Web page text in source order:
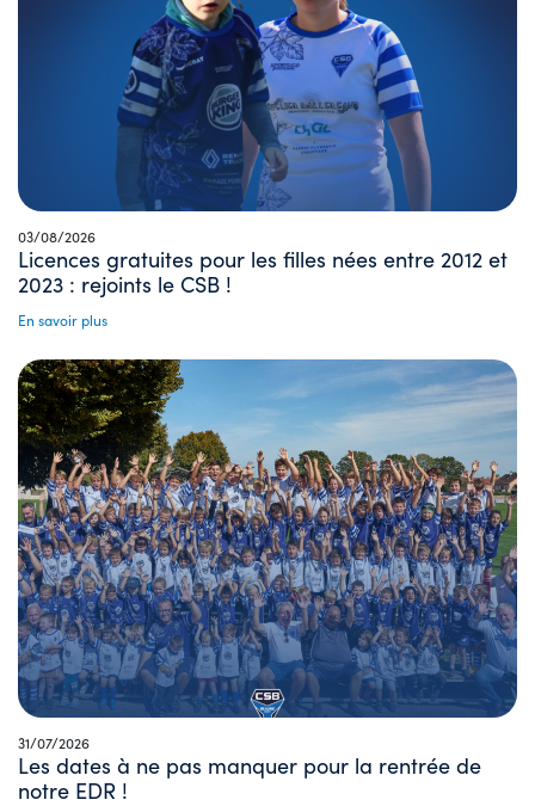
03/08/2026
Licences gratuites pour les filles nées entre 2012 et
2023 : rejoints le CSB !
En savoir plus
31/07/2026
Les dates à ne pas manquer pour la rentrée de
notre EDR !